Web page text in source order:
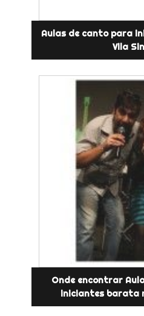
Aulas de canto para
Vila
Onde encontrar
iniciantes barata